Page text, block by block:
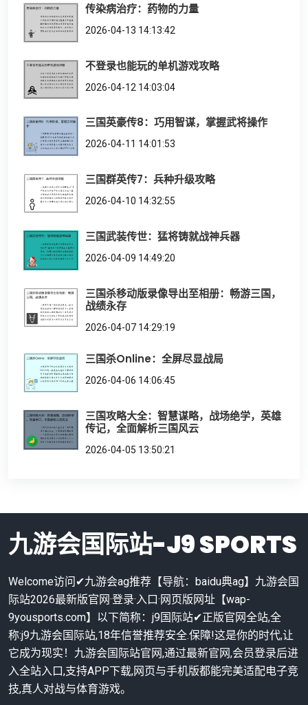
传染病治疗：药物的力量
2026-04-13 14:13:42
不登录也能玩的单机游戏攻略
2026-04-12 14:03:04
三国英豪传8：巧用智谋，掌握武将操作
2026-04-11 14:01:53
三国群英传7：兵种升级攻略
2026-04-10 14:32:55
三国武装传世：猛将铸就战神兵器
2026-04-09 14:49:20
三国杀移动版录像导出至相册：畅游三国，
战绩永存
2026-04-07 14:29:19
三国杀Online：全屏尽显战局
2026-04-06 14:06:45
三国攻略大全：智慧谋略，战场绝学，英雄
传记，全面解析三国风云
2026-04-05 13:50:21
九游会国际站-J9 SPORTS
Welcome访问✔九游会ag推荐【导航：baidu典ag】九游会国
际站2026最新版官网·登录·入口·网页版网址【wap-
9yousports.com】以下简称：j9国际站✔正版官网全站,全
称:j9九游会国际站,18年信誉推荐安全.保障!这是你的时代,让
它成为现实！九游会国际站官网,通过最新官网,会员登录后进
入全站入口,支持APP下载,网页与手机版都能完美适配电子竞
技,真人对战与体育游戏。